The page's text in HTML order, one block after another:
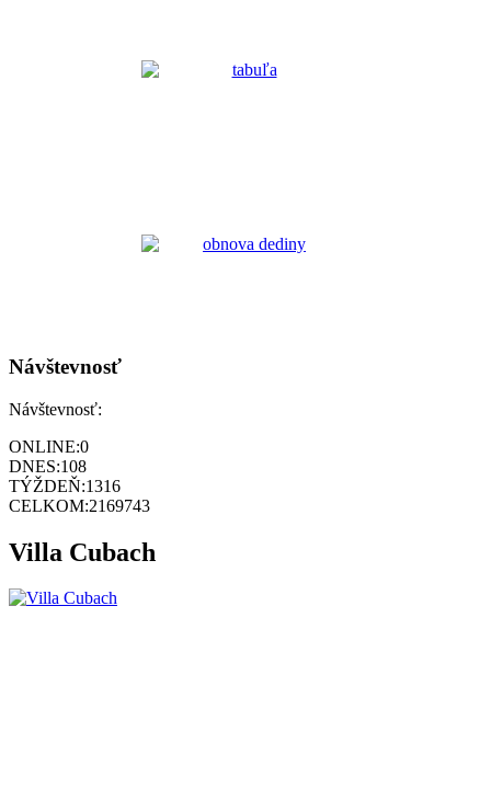
Návštevnosť
Návštevnosť:
ONLINE:0
DNES:108
TÝŽDEŇ:1316
CELKOM:2169743
Villa Cubach